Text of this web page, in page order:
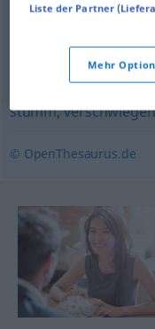
stumm,verschwiegen
© OpenThesaurus.de
Liste der Partner
Mehr